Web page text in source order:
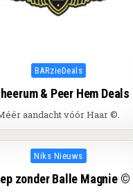
Posted in
BARzieDeals
& Peer Hem Deals
aandacht vóór Haar ©.
Posted in
Niks Nieuws
zonder Balle Magnie ©